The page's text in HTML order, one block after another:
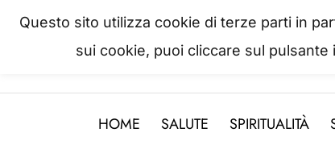
La salute è come il
HOME SALUTE SPIRITUALITÀ
Questo sito utilizza cookie di terze parti in
sui cookie, puoi cliccare sul